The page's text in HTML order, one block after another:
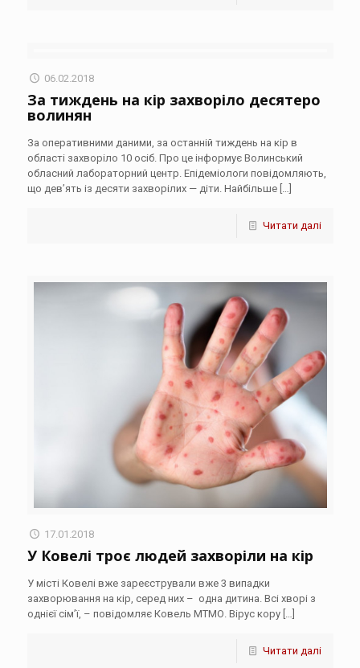
06.02.2018
За тиждень на кір захворіло десятеро
волинян
За оперативними даними, за останній тиждень на кір в
області захворіло 10 осіб. Про це інформує Волинський
обласний лабораторний центр. Епідеміологи повідомляють,
що дев’ять із десяти захворілих — діти. Найбільше[…]
Читати далі
17.01.2018
У Ковелі троє людей захворіли на кір
У місті Ковелі вже зареєстрували вже 3 випадки
захворювання на кір, серед них – одна дитина. Всі хворі з
однієї сім’ї, – повідомляє Ковель МТМО. Вірус кору[…]
Читати далі